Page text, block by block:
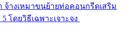
จ้างเหมาขนย้ายท่อคอนกรีดเสริม
โดยวิธีเฉพาะเจาะจง